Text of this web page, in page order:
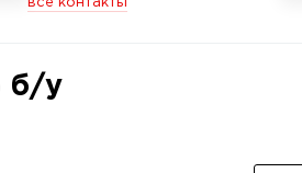
все контакты
б/у